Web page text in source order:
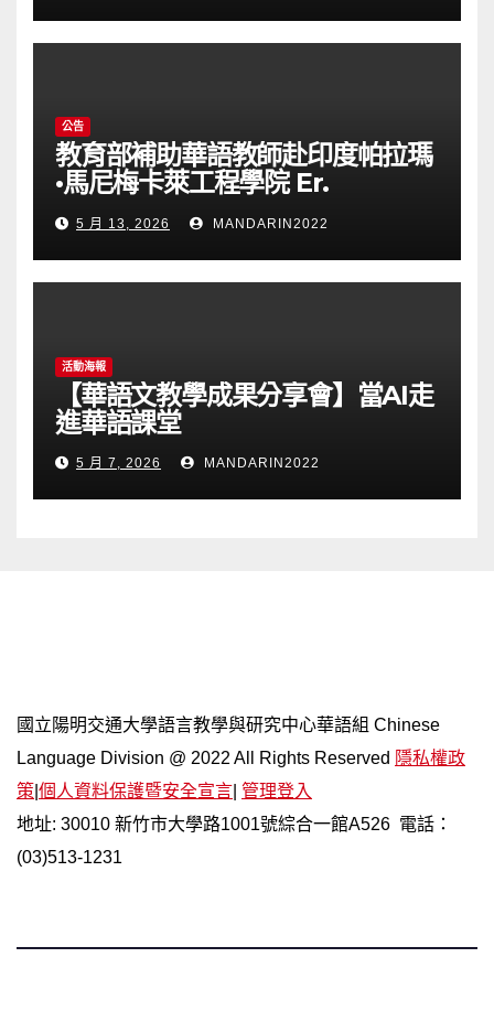
公告
教育部補助華語教師赴印度帕拉瑪
•馬尼梅卡萊工程學院 Er.
Perumal Manimekalai
College of Engineering(PMC
Tech)任教通告(115023T)
5 月 13, 2026 MANDARIN2022
活動海報
【華語文教學成果分享會】當AI走
進華語課堂
5 月 7, 2026 MANDARIN2022
國立陽明交通大學語言教學與研究中心華語組 Chinese
Language Division @ 2022 All Rights Reserved 隱私權政
策 個人資料保護暨安全宣言 管理登入
地址: 30010 新竹市大學路1001號綜合一館A526 電話：
(03)513-1231